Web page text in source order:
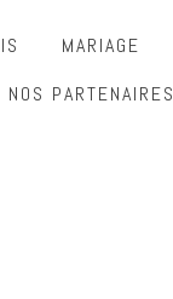
MARIAGE
NOS PARTENAIRES